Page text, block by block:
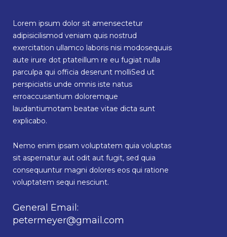
Lorem ipsum dolor sit amensectetur
adipisicilismod veniam quis nostrud
exercitation ullamco laboris nisi modosequuis
aute irure dot ptateillum re eu fugiat nulla
parculpa qui officia deserunt molliSed ut
perspiciatis unde omnis iste natus
erroaccusantium doloremque
laudantiumotam beatae vitae dicta sunt
explicabo.
Nemo enim ipsam voluptatem quia voluptas
sit aspernatur aut odit aut fugit, sed quia
consequuntur magni dolores eos qui ratione
voluptatem sequi nesciunt.
General Email:
petermeyer@gmail.com